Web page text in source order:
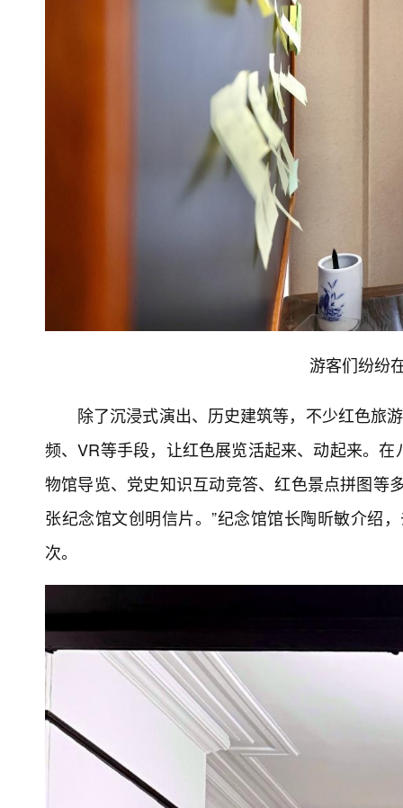
游客们纷纷
除了沉浸式演出、历史建筑等，不少红色旅
频、VR等手段，让红色展览活起来、动起来。
物馆导览、党史知识互动竞答、红色景点拼图等
张纪念馆文创明信片。”纪念馆馆长陶昕敏介绍
次。